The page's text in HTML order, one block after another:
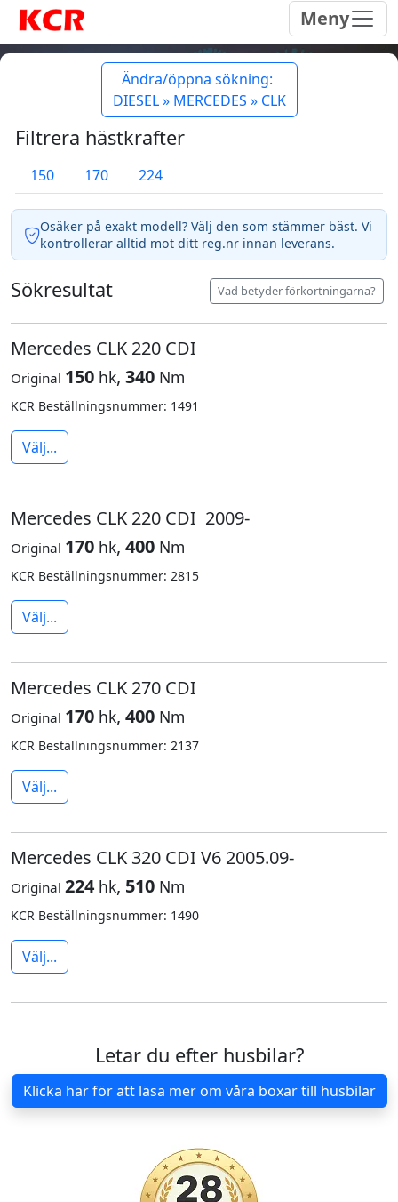
Meny
Ändra/öppna sökning:
DIESEL » MERCEDES » CLK
Filtrera hästkrafter
150 170 224
Osäker på exakt modell? Välj den som stämmer bäst. Vi
kontrollerar alltid mot ditt reg.nr innan leverans.
Sökresultat Vad betyder förkortningarna?
Mercedes CLK 220 CDI
Original 150 hk, 340 Nm
KCR Beställningsnummer: 1491
Välj...
Mercedes CLK 220 CDI 2009-
Original 170 hk, 400 Nm
KCR Beställningsnummer: 2815
Välj...
Mercedes CLK 270 CDI
Original 170 hk, 400 Nm
KCR Beställningsnummer: 2137
Välj...
Mercedes CLK 320 CDI V6 2005.09-
Original 224 hk, 510 Nm
KCR Beställningsnummer: 1490
Välj...
Letar du efter husbilar?
Klicka här för att läsa mer om våra boxar till husbilar